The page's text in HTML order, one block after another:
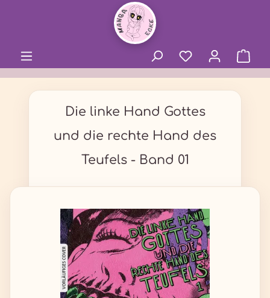
Die linke Hand Gottes
und die rechte Hand des
Teufels - Band 01
Bildergalerie überspringen